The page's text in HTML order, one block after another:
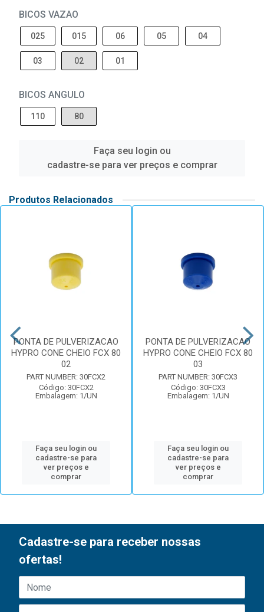
BICOS VAZAO
025 015 06 05 04
03 02 01
BICOS ANGULO
110 80
Faça seu login ou
cadastre-se para ver preços e comprar
Produtos Relacionados
PONTA DE PULVERIZACAO
HYPRO CONE CHEIO FCX 80
02
PART NUMBER: 30FCX2
Código: 30FCX2
Embalagem: 1/UN
Faça seu login ou
cadastre-se para
ver preços e
comprar
PONTA DE PULVERIZACAO
HYPRO CONE CHEIO FCX 80
03
PART NUMBER: 30FCX3
Código: 30FCX3
Embalagem: 1/UN
Faça seu login ou
cadastre-se para
ver preços e
comprar
Cadastre-se para receber nossas
ofertas!